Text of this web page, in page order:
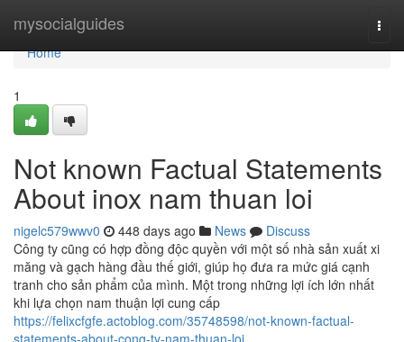
mysocialguides
Home
Home
1
Not known Factual Statements
About inox nam thuan loi
nigelc579wwv0 448 days ago News
Discuss
Công ty cũng có hợp đồng độc quyền với một số nhà sản xuất xi
măng và gạch hàng đầu thế giới, giúp họ đưa ra mức giá cạnh
tranh cho sản phẩm của mình. Một trong những lợi ích lớn nhất
khi lựa chọn nam thuận lợi cung cấp
https://felixcfgfe.actoblog.com/35748598/not-known-factual-
statements-about-cong-ty-nam-thuan-loi